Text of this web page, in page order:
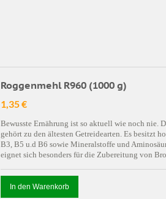
Roggenmehl R960 (1000 g)
1,35 €
Bewusste Ernährung ist so aktuell wie noch nie.
gehört zu den ältesten Getreidearten. Es besitzt
B3, B5 u.d B6 sowie Mineralstoffe und
eignet sich besonders für die Zubereitung von
In den Warenkorb